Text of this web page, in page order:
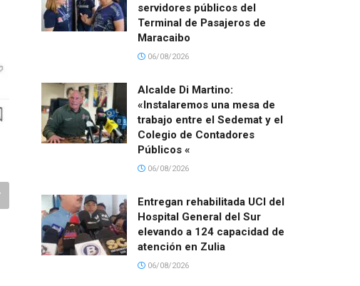
servidores públicos del
Terminal de Pasajeros de
Maracaibo
06/08/2026
Alcalde Di Martino:
«Instalaremos una mesa de
trabajo entre el Sedemat y el
Colegio de Contadores
Públicos «
06/08/2026
Entregan rehabilitada UCI del
Hospital General del Sur
elevando a 124 capacidad de
atención en Zulia
06/08/2026